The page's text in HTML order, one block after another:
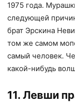
1975 года.
следующей
брат Эрскина
том же самом
самый человек.
какой-нибудь
11. Левши